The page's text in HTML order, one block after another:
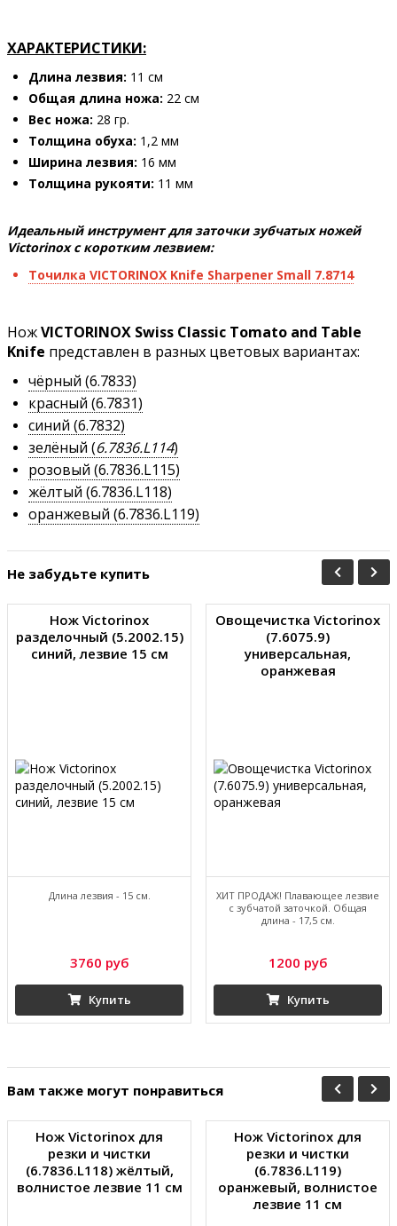
ХАРАКТЕРИСТИКИ:
Длина лезвия: 11 см
Общая длина ножа: 22 см
Вес ножа: 28 гр.
Толщина обуха: 1,2 мм
Ширина лезвия: 16 мм
Толщина рукояти: 11 мм
Идеальный инструмент для заточки зубчатых ножей
Victorinox с коротким лезвием:
Точилка VICTORINOX Knife Sharpener Small 7.8714
НожVICTORINOX Swiss Classic Tomato and Table
Knife представлен в разных цветовых вариантах:
чёрный (6.7833)
красный (6.7831)
синий (6.7832)
зелёный (6.7836.L114)
розовый (6.7836.L115)
жёлтый (6.7836.L118)
оранжевый (6.7836.L119)
Не забудьте купить
Нож Victorinox
разделочный (5.2002.15)
синий, лезвие 15 см
Длина лезвия - 15 см.
3760 руб
Купить
Овощечистка Victorinox
(7.6075.9)
универсальная,
оранжевая
ХИТ ПРОДАЖ! Плавающее лезвие
с зубчатой заточкой. Общая
длина - 17,5 см.
1200 руб
Купить
Вам также могут понравиться
Нож Victorinox для
резки и чистки
(6.7836.L118) жёлтый,
волнистое лезвие 11 см
Нож Victorinox для
резки и чистки
(6.7836.L119)
оранжевый, волнистое
лезвие 11 см